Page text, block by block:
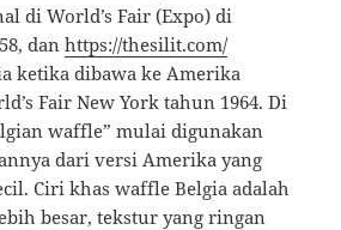
di World’s Fair (Expo) di
danhttps://thesilit.com/
ketika dibawa ke Amerika
Fair New York tahun 1964. Di
waffle” mulai digunakan
dari versi Amerika yang
Ciri khas waffle Belgia adalah
besar, tekstur yang ringan